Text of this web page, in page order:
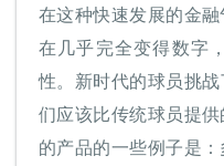
在这种快速发展的金
在几乎完全变得数字
性。新时代的球员挑
们应该比传统球员提
的产品的一些例子是